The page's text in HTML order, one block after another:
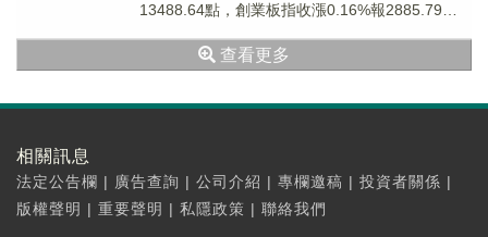
13488.64點，創業板指收漲0.16%報2885.79
查看更多
相關訊息
法定公告欄 | 廣告查詢 | 公司介紹 | 專欄邀稿 | 投資者關係 |
版權聲明 | 重要聲明 | 私隱政策 | 聯絡我們